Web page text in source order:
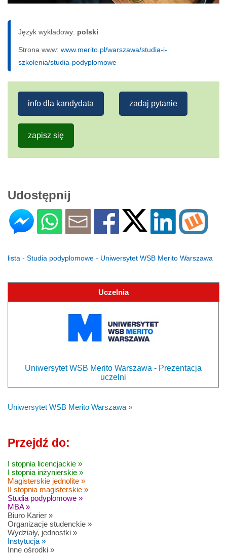
Język wykładowy: polski
Strona www: www.merito.pl/warszawa/studia-i-
szkolenia/studia-podyplomowe
info dla kandydata zadaj pytanie
zapisz się
Udostępnij
lista - Studia podyplomowe - Uniwersytet WSB Merito Warszawa
Uczelnia
Uniwersytet WSB Merito Warszawa - Prezentacja
uczelni
Uniwersytet WSB Merito Warszawa »
Przejdź do:
I stopnia licencjackie »
I stopnia inżynierskie »
Magisterskie jednolite »
II stopnia magisterskie »
Studia podyplomowe »
MBA »
Biuro Karier »
Organizacje studenckie »
Wydziały, jednostki »
Instytucja »
Inne ośrodki »